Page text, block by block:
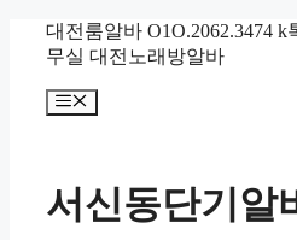
대전룸알바 O1O.2062.3474
무실 대전노래방알바
메
서신동단기알